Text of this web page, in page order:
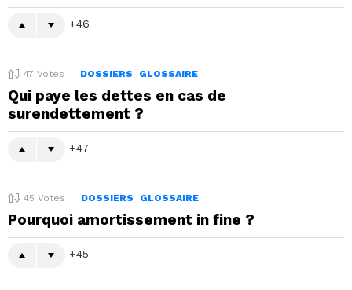
46
47 Votes DOSSIERS GLOSSAIRE
Qui paye les dettes en cas de
surendettement ?
47
45 Votes DOSSIERS GLOSSAIRE
Pourquoi amortissement in fine ?
45